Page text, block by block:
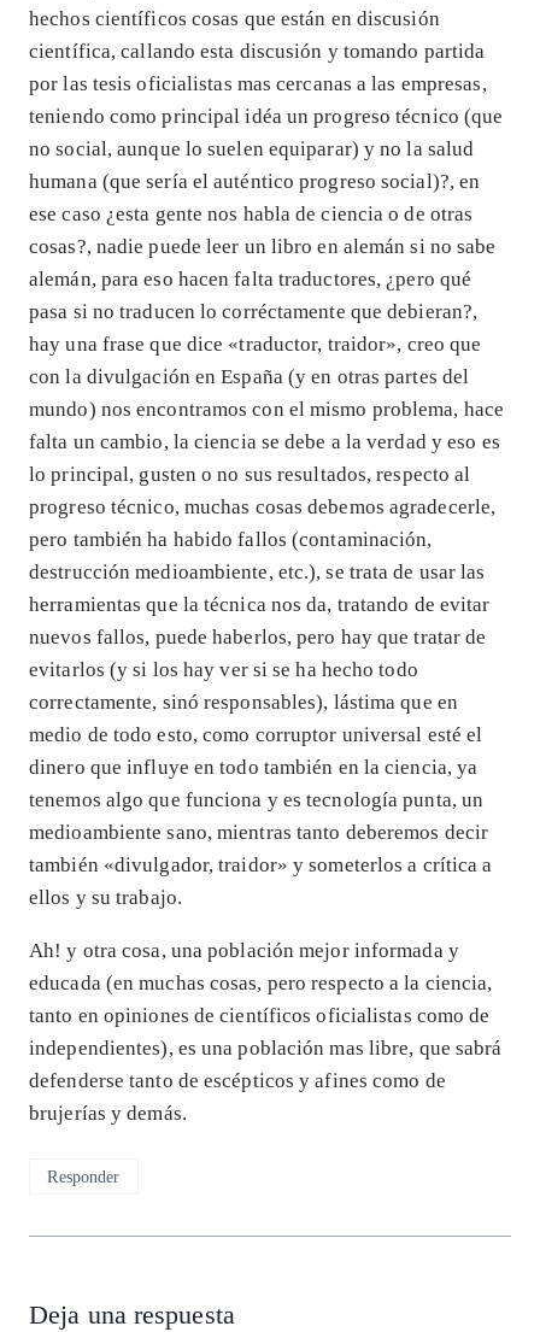
hechos científicos cosas que están en discusión
científica, callando esta discusión y tomando partida
por las tesis oficialistas mas cercanas a las empresas,
teniendo como principal idéa un progreso técnico (que
no social, aunque lo suelen equiparar) y no la salud
humana (que sería el auténtico progreso social)?, en
ese caso ¿esta gente nos habla de ciencia o de otras
cosas?, nadie puede leer un libro en alemán si no sabe
alemán, para eso hacen falta traductores, ¿pero qué
pasa si no traducen lo corréctamente que debieran?,
hay una frase que dice «traductor, traidor», creo que
con la divulgación en España (y en otras partes del
mundo) nos encontramos con el mismo problema, hace
falta un cambio, la ciencia se debe a la verdad y eso es
lo principal, gusten o no sus resultados, respecto al
progreso técnico, muchas cosas debemos agradecerle,
pero también ha habido fallos (contaminación,
destrucción medioambiente, etc.), se trata de usar las
herramientas que la técnica nos da, tratando de evitar
nuevos fallos, puede haberlos, pero hay que tratar de
evitarlos (y si los hay ver si se ha hecho todo
correctamente, sinó responsables), lástima que en
medio de todo esto, como corruptor universal esté el
dinero que influye en todo también en la ciencia, ya
tenemos algo que funciona y es tecnología punta, un
medioambiente sano, mientras tanto deberemos decir
también «divulgador, traidor» y someterlos a crítica a
ellos y su trabajo.
Ah! y otra cosa, una población mejor informada y
educada (en muchas cosas, pero respecto a la ciencia,
tanto en opiniones de científicos oficialistas como de
independientes), es una población mas libre, que sabrá
defenderse tanto de escépticos y afines como de
brujerías y demás.
Responder
Deja una respuesta